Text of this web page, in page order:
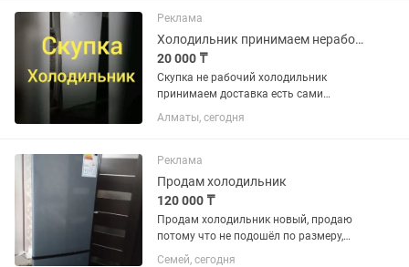
Реклама
Холодильник принимаем нерабочие
20 000 ₸
Скупка не рабочий холодильник
принимаем доставка есть сами
забирём
Алматы, сегодня
Реклама
Продам холодильник
120 000 ₸
Продам холодильник новый, продаю
потому что не подошёл по размеру,
120000 тг возможен торг
Семей, сегодня